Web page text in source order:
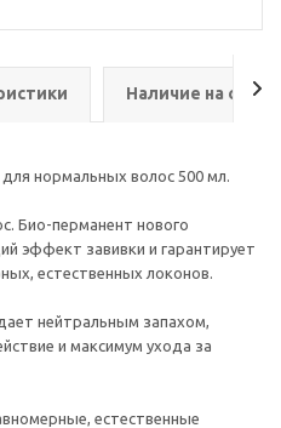
Наличие на
нормальных волос 500 мл.
Био-перманент нового
эффект завивки и гарантирует
естественных локонов.
нейтральным запахом,
и максимум ухода за
естественные